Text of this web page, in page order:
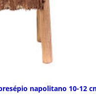
napolitano 10-12